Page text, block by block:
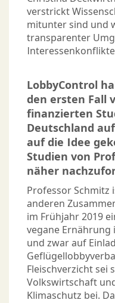
verstrickt
mitunter sind und
transparenter
LobbyControl
den ersten Fall
finanzierten
Deutschland
auf die Idee
Studien von
näher
Professor Schmitz
anderen
im Frühjahr 2019
vegane
und zwar auf
Fleischverzicht sei
Volkswirtschaft
Klimaschutz bei.